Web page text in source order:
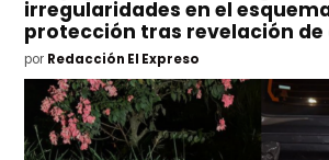
irregularidades en el
protección tras revelación de
por Redacción El Expreso